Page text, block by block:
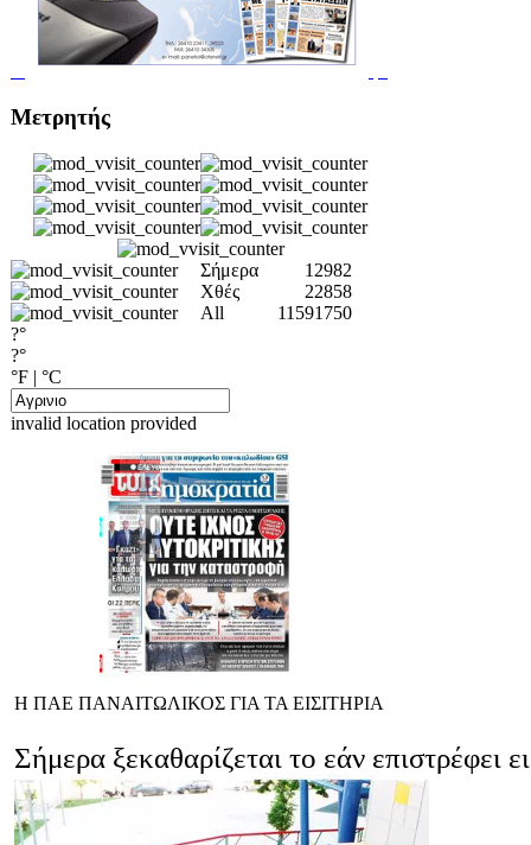
Μετρητής
Σήμερα
12982
Χθές
22858
All
11591750
?°
?°
°F | °C
invalid location provided
Η ΠΑΕ ΠΑΝΑΙΤΩΛΙΚΟΣ ΓΙΑ ΤΑ ΕΙΣΙΤΗΡΙΑ
Σήμερα ξεκαθαρίζεται το εάν επιστρέφει